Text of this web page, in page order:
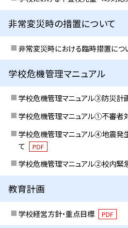
非常変災時の措置について
非常変災時における臨時措置につ
学校危機管理マニュアル
学校危機管理マニュアル③防災計
学校危機管理マニュアル①不審者
学校危機管理マニュアル④地震発
て
PDF
学校危機管理マニュアル②校内緊
教育計画
学校経営方針・重点目標 PDF